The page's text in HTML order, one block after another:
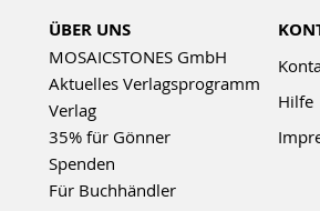
ÜBER UNS
MOSAICSTONES GmbH
Aktuelles Verlagsprogramm
Verlag
35% für Gönner
Spenden
Für Buchhändler
Hilfe